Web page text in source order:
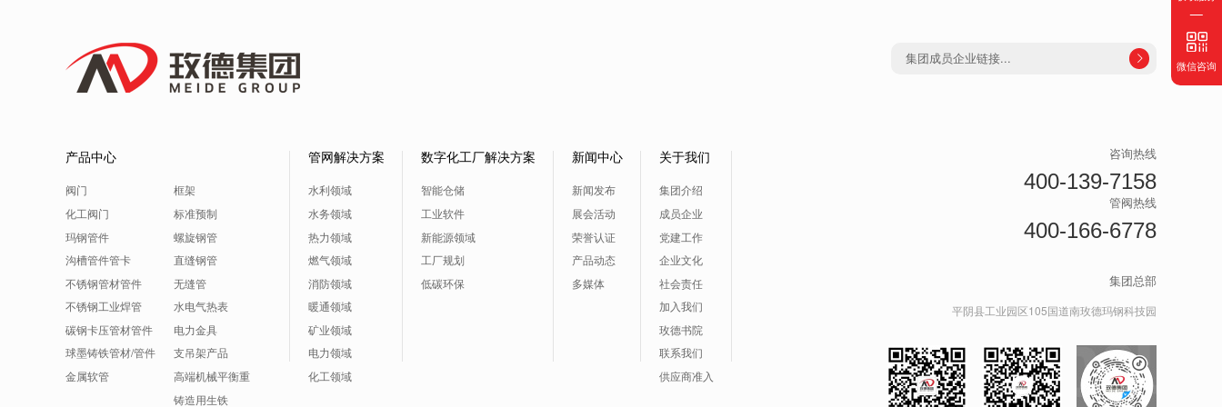
微信咨询
集团成员企业链接... 
产品中心
阀门
化工阀门
玛钢管件
沟槽管件管卡
不锈钢管材管件
不锈钢工业焊管
碳钢卡压管材管件
球墨铸铁管材/管件
金属软管
框架
标准预制
螺旋钢管
直缝钢管
无缝管
水电气热表
电力金具
支吊架产品
高端机械平衡重
铸造用生铁
管网解决方案
水利领域
水务领域
热力领域
燃气领域
消防领域
暖通领域
矿业领域
电力领域
化工领域
数字化工厂解决方案
智能仓储
工业软件
新能源领域
工厂规划
低碳环保
新闻中心
新闻发布
展会活动
荣誉认证
产品动态
多媒体
关于我们
集团介绍
成员企业
党建工作
企业文化
社会责任
加入我们
玫德书院
联系我们
供应商准入
咨询热线
400-139-7158
管阀热线
400-166-6778
集团总部
平阴县工业园区105国道南玫德玛钢科技园